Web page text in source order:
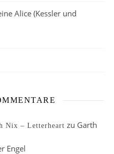
Alice (Kessler und
Nix – Letterheart zu Garth
Engel